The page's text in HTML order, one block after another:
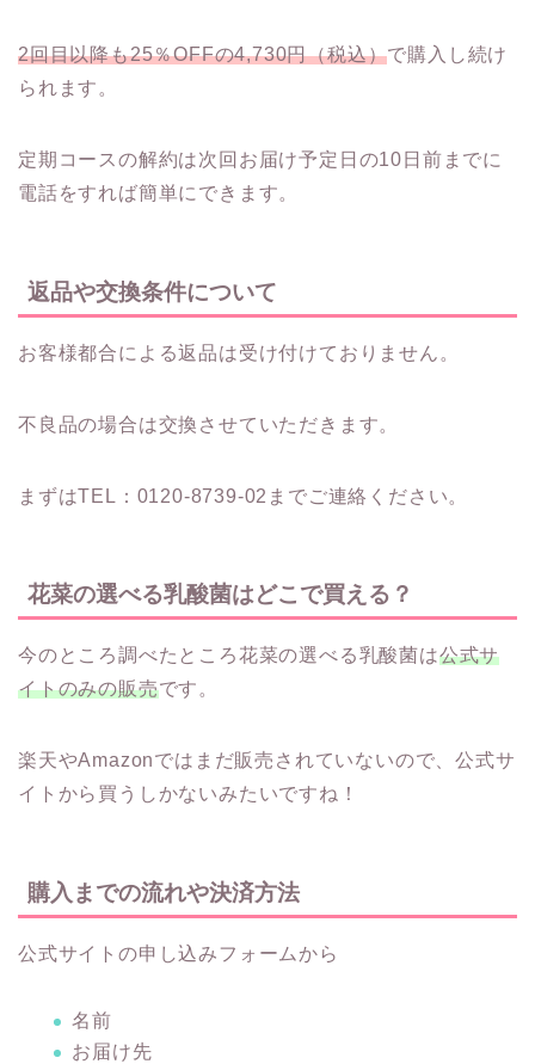
2回目以降も25％OFFの4,730円（税込）で購入し続け
られます。
定期コースの解約は次回お届け予定日の10日前までに
電話をすれば簡単にできます。
返品や交換条件について
お客様都合による返品は受け付けておりません。
不良品の場合は交換させていただきます。
まずはTEL：0120-8739-02までご連絡ください。
花菜の選べる乳酸菌はどこで買える？
今のところ調べたところ花菜の選べる乳酸菌は公式サ
イトのみの販売です。
楽天やAmazonではまだ販売されていないので、公式サ
イトから買うしかないみたいですね！
購入までの流れや決済方法
公式サイトの申し込みフォームから
名前
お届け先